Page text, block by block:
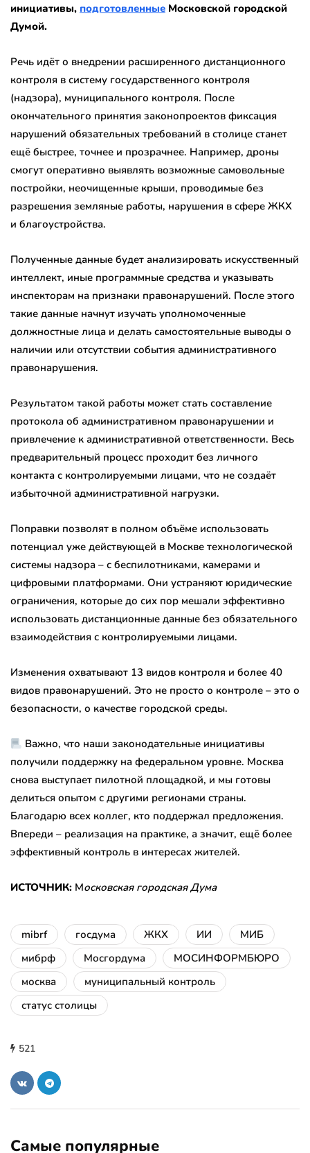
инициативы, подготовленные Московской городской
Думой.
Речь идёт о внедрении расширенного дистанционного
контроля в систему государственного контроля
(надзора), муниципального контроля. После
окончательного принятия законопроектов фиксация
нарушений обязательных требований в столице станет
ещё быстрее, точнее и прозрачнее. Например, дроны
смогут оперативно выявлять возможные самовольные
постройки, неочищенные крыши, проводимые без
разрешения земляные работы, нарушения в сфере ЖКХ
и благоустройства.
Полученные данные будет анализировать искусственный
интеллект, иные программные средства и указывать
инспекторам на признаки правонарушений. После этого
такие данные начнут изучать уполномоченные
должностные лица и делать самостоятельные выводы о
наличии или отсутствии события административного
правонарушения.
Результатом такой работы может стать составление
протокола об административном правонарушении и
привлечение к административной ответственности. Весь
предварительный процесс проходит без личного
контакта с контролируемыми лицами, что не создаёт
избыточной административной нагрузки.
Поправки позволят в полном объёме использовать
потенциал уже действующей в Москве технологической
системы надзора – с беспилотниками, камерами и
цифровыми платформами. Они устраняют юридические
ограничения, которые до сих пор мешали эффективно
использовать дистанционные данные без обязательного
взаимодействия с контролируемыми лицами.
Изменения охватывают 13 видов контроля и более 40
видов правонарушений. Это не просто о контроле – это о
безопасности, о качестве городской среды.
Важно, что наши законодательные инициативы
получили поддержку на федеральном уровне. Москва
снова выступает пилотной площадкой, и мы готовы
делиться опытом с другими регионами страны.
Благодарю всех коллег, кто поддержал предложения.
Впереди – реализация на практике, а значит, ещё более
эффективный контроль в интересах жителей.
ИСТОЧНИК: Московская городская Дума
mibrf госдума ЖКХ ИИ
МИБ
мибрф
Мосгордума
МОСИНФОРМБЮРО
москва
муниципальный контроль
статус столицы
521
Самые популярные